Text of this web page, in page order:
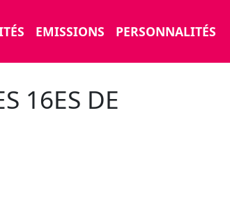
EMISSIONS PERSONNALITÉS
16ES DE